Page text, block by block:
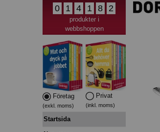
0 1 4 1 8 2
produkter i
webbshoppen
Företag
(exkl. moms)
Privat
(inkl. moms)
Startsida